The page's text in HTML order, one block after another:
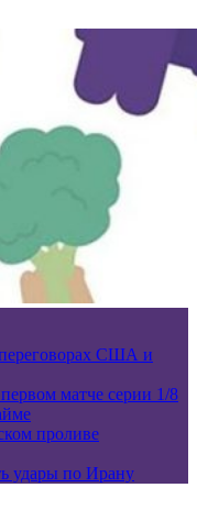
США и
матче серии 1/8
проливе
удары по Ирану